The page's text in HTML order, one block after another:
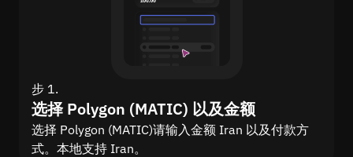
步 1.
选择 Polygon (MATIC) 以及金额
选择 Polygon (MATIC)请输入金额 Iran 以及付款方
式。本地支持 Iran。